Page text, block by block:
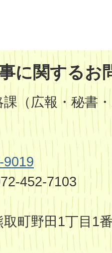
に関するお
課（広報・秘書
9019
452-7103
町野田1丁目1